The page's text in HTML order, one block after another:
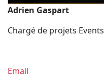
Adrien Gaspart
Chargé de projets Events
Email